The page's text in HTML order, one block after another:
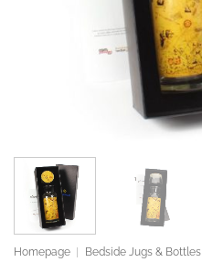
Homepage Bedside Jugs & Bottles